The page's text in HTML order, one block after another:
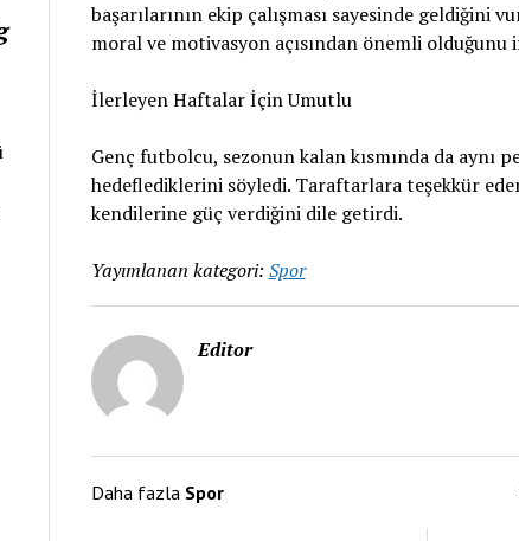
başarılarının ekip çalışması sayesinde geldiğini
moral ve motivasyon açısından önemli olduğunu
İlerleyen Haftalar İçin Umutlu
Genç futbolcu, sezonun kalan kısmında da aynı
hedeflediklerini söyledi. Taraftarlara teşekkür
kendilerine güç verdiğini dile getirdi.
Yayımlanan kategori: Spor
Editor
Daha fazla Spor